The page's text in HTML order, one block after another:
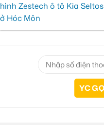
hình Zestech ô tô Kia Seltos
ở Hóc Môn